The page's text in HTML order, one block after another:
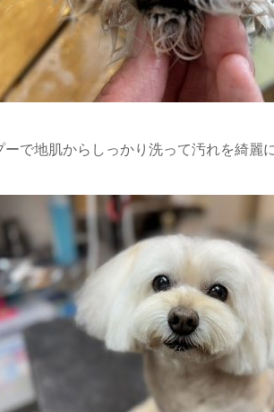
ーで地肌からしっかり洗って汚れを綺